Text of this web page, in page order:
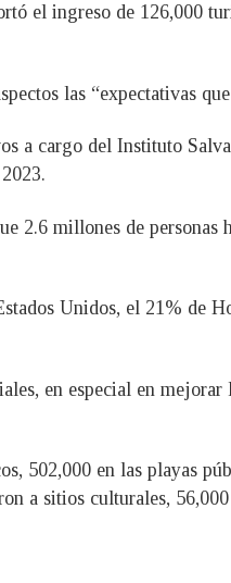
el ingreso de 126,000
las “expectativas
a cargo del Instituto
2.6 millones de personas
Unidos, el 21% de
en especial en
502,000 en las playas
a sitios culturales,